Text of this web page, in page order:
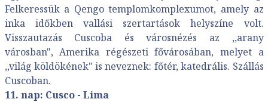
Felkeressük a Qengo templomkomplexumot, amely az
inka időkben vallási szertartások helyszíne volt.
Visszautazás Cuscoba és városnézés az ,,arany
városban", Amerika régészeti fővárosában, melyet a
,,világ köldökének" is neveznek: főtér, katedrális. Szállás
Cuscoban.
11. nap: Cusco - Lima